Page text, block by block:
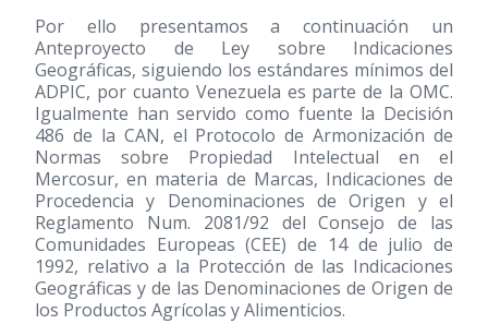
Por ello presentamos a continuación un
Anteproyecto de Ley sobre Indicaciones
Geográficas, siguiendo los estándares mínimos del
ADPIC, por cuanto Venezuela es parte de la OMC.
Igualmente han servido como fuente la Decisión
486 de la CAN, el Protocolo de Armonización de
Normas sobre Propiedad Intelectual en el
Mercosur, en materia de Marcas, Indicaciones de
Procedencia y Denominaciones de Origen y el
Reglamento Num. 2081/92 del Consejo de las
Comunidades Europeas (CEE) de 14 de julio de
1992, relativo a la Protección de las Indicaciones
Geográficas y de las Denominaciones de Origen de
los Productos Agrícolas y Alimenticios.